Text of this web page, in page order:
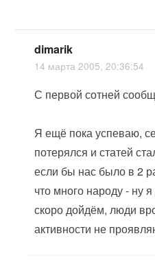
dimarik
14 марта 2005, 20:36:54
С первой сотней
Я ещё пока успеваю,
потерялся и статей
если бы нас было в 2
что много народу - ну
скоро дойдём, люди
активности не